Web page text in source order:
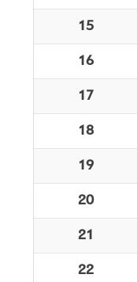
15
16
17
18
19
20
21
22